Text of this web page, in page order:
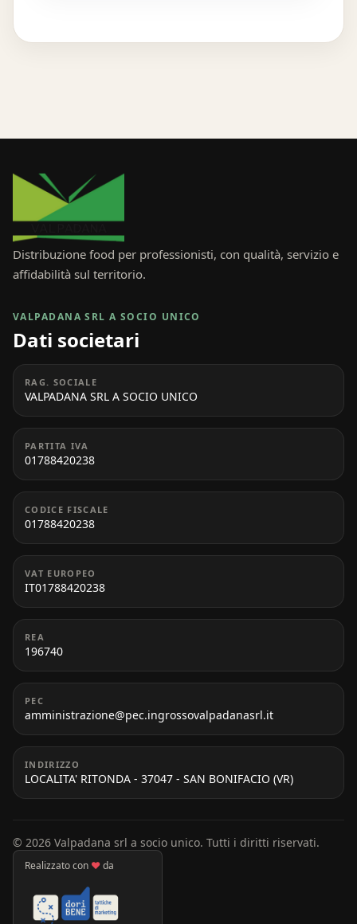
Distribuzione food per professionisti, con qualità, servizio e
affidabilità sul territorio.
VALPADANA SRL A SOCIO UNICO
Dati societari
RAG. SOCIALE
VALPADANA SRL A SOCIO UNICO
PARTITA IVA
01788420238
CODICE FISCALE
01788420238
VAT EUROPEO
IT01788420238
REA
196740
PEC
amministrazione@pec.ingrossovalpadanasrl.it
INDIRIZZO
LOCALITA' RITONDA - 37047 - SAN BONIFACIO (VR)
© 2026 Valpadana srl a socio unico. Tutti i diritti riservati.
Realizzato con ♥da